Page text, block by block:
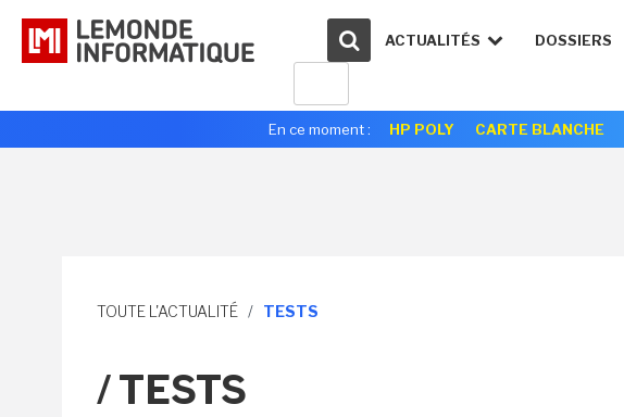
ACTUALITÉS DOSSIERS
En ce moment : HP POLY CARTE BLANCHE
TOUTE L'ACTUALITÉ / TESTS
/ TESTS